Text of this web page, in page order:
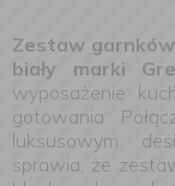
Zestaw
biały marki
wyposażenie
gotowania.
luksusowym
sprawia, że